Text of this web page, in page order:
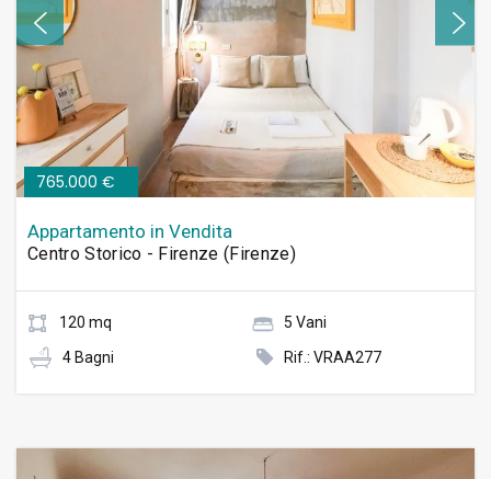
765.000 €
Appartamento in Vendita
Centro Storico - Firenze (Firenze)
120 mq
5 Vani
4 Bagni
Rif.: VRAA277